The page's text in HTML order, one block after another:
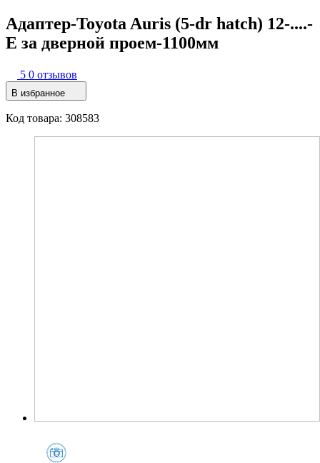
Адаптер-Toyota Auris (5-dr hatch) 12-....-
E за дверной проем-1100мм
5 0 отзывов
В избранное
Код товара: 308583